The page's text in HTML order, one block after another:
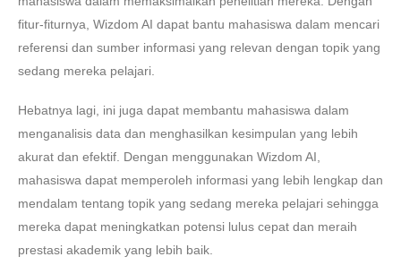
fitur-fiturnya, Wizdom AI dapat bantu mahasiswa dalam mencari
referensi dan sumber informasi yang relevan dengan topik yang
sedang mereka pelajari.
Hebatnya lagi, ini juga dapat membantu mahasiswa dalam
menganalisis data dan menghasilkan kesimpulan yang lebih
akurat dan efektif. Dengan menggunakan Wizdom AI,
mahasiswa dapat memperoleh informasi yang lebih lengkap dan
mendalam tentang topik yang sedang mereka pelajari sehingga
mereka dapat meningkatkan potensi lulus cepat dan meraih
prestasi akademik yang lebih baik.